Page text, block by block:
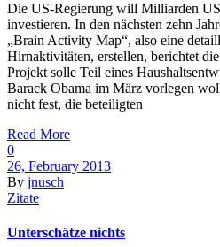
Die US-Regierung will Milliarden
investieren. In den nächsten zehn
„Brain Activity Map“, also eine
Hirnaktivitäten, erstellen, berichtet
Projekt solle Teil eines
Barack Obama im März vorlegen
nicht fest, die beteiligten
Read More
0
26, February 2013
By jnusch
Zitate
Unterschätze nichts